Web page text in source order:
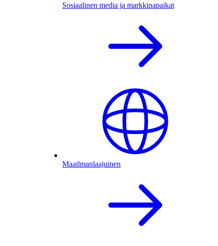
Sosiaalinen media ja markkinapaikat
Maailmanlaajuinen